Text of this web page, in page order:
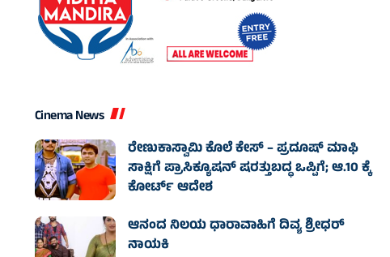
Cinema News
ರೇಣುಕಾಸ್ವಾಮಿ ಕೊಲೆ ಕೇಸ್‌ – ಪ್ರದೂಷ್‌ ಮಾಫಿ
ಸಾಕ್ಷಿಗೆ ಪ್ರಾಸಿಕ್ಯೂಷನ್ ಷರತ್ತುಬದ್ಧ ಒಪ್ಪಿಗೆ; ಆ.10 ಕ್ಕೆ
ಕೋರ್ಟ್ ಆದೇಶ
ಆನಂದ ನಿಲಯ ಧಾರಾವಾಹಿಗೆ ದಿವ್ಯ ಶ್ರೀಧರ್
ನಾಯಕಿ